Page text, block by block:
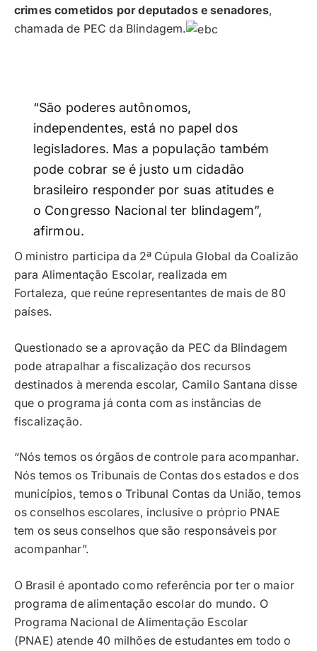
crimes cometidos por deputados e senadores,
chamada de PEC da Blindagem.
“São poderes autônomos,
independentes, está no papel dos
legisladores. Mas a população também
pode cobrar se é justo um cidadão
brasileiro responder por suas atitudes e
o Congresso Nacional ter blindagem”,
afirmou.
O ministro participa da 2ª Cúpula Global da Coalizão
para Alimentação Escolar, realizada em
Fortaleza, que reúne representantes de mais de 80
países.
Questionado se a aprovação da PEC da Blindagem
pode atrapalhar a fiscalização dos recursos
destinados à merenda escolar, Camilo Santana disse
que o programa já conta com as instâncias de
fiscalização.
“Nós temos os órgãos de controle para acompanhar.
Nós temos os Tribunais de Contas dos estados e dos
municípios, temos o Tribunal Contas da União, temos
os conselhos escolares, inclusive o próprio PNAE
tem os seus conselhos que são responsáveis por
acompanhar”.
O Brasil é apontado como referência por ter o maior
programa de alimentação escolar do mundo. O
Programa Nacional de Alimentação Escolar
(PNAE) atende 40 milhões de estudantes em todo o